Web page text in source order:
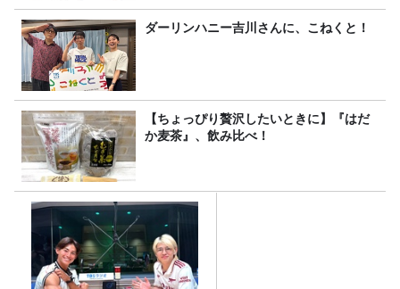
ダーリンハニー吉川さんに、こねくと！
【ちょっぴり贅沢したいときに】『はだ
か麦茶』、飲み比べ！